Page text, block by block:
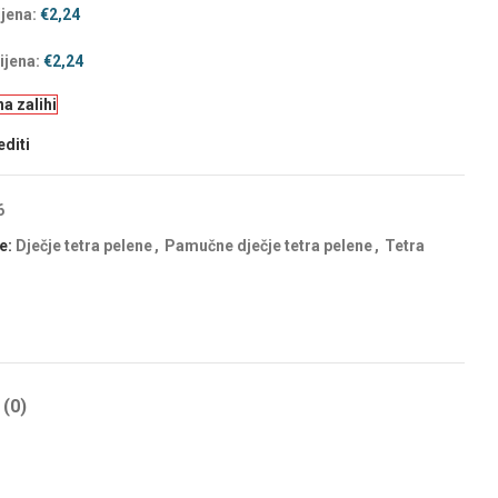
€2,24
€2,24
zalihi
Dječje tetra pelene , Pamučne dječje tetra pelene , Tetra
(0)